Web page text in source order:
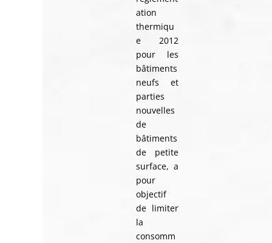
ation
thermiqu
e 2012
pour les
bâtiments
neufs et
parties
nouvelles
de
bâtiments
de petite
surface, a
pour
objectif
de limiter
la
consomm